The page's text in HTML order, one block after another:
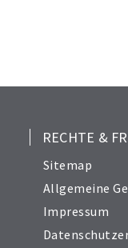
RECHTE &
Sitemap
Allgemeine
Impressum